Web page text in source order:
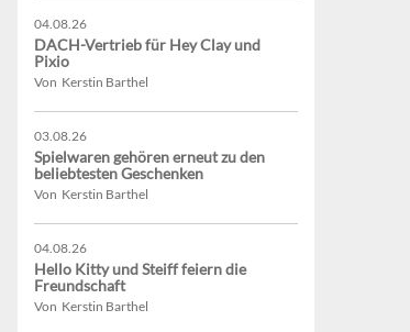
04.08.26
DACH-Vertrieb für Hey Clay und
Pixio
Von Kerstin Barthel
03.08.26
Spielwaren gehören erneut zu den
beliebtesten Geschenken
Von Kerstin Barthel
04.08.26
Hello Kitty und Steiff feiern die
Freundschaft
Von Kerstin Barthel